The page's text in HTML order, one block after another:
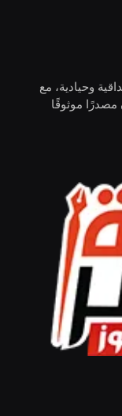
وحيادية، مع
مصدرًا موثوقًا